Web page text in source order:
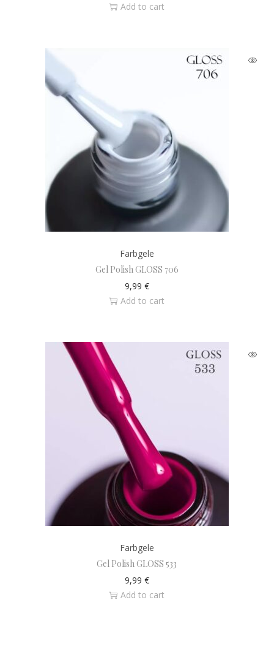
Add to cart
Farbgele
Gel Polish GLOSS 706
9,99 €
Add to cart
Farbgele
Gel Polish GLOSS 533
9,99 €
Add to cart